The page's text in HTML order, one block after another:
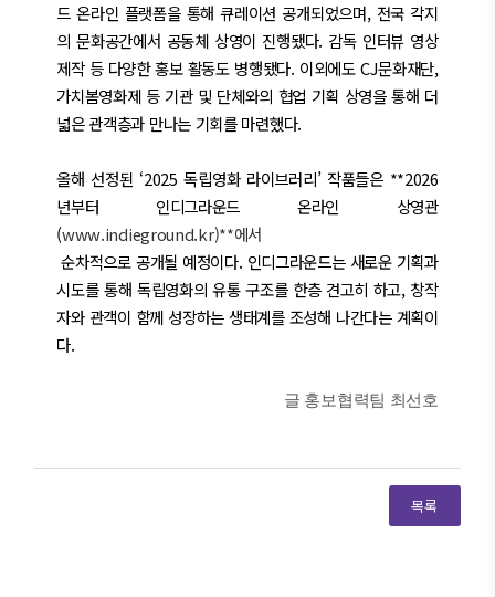
드 온라인 플랫폼을 통해 큐레이션 공개되었으며, 전국 각지
의 문화공간에서 공동체 상영이 진행됐다. 감독 인터뷰 영상
제작 등 다양한 홍보 활동도 병행됐다. 이외에도 CJ문화재단,
가치봄영화제 등 기관 및 단체와의 협업 기획 상영을 통해 더
넓은 관객층과 만나는 기회를 마련했다.
올해 선정된 ‘2025 독립영화 라이브러리’ 작품들은 **2026
년부터 인디그라운드 온라인 상영관
(www.indieground.kr)**에서
순차적으로 공개될 예정이다. 인디그라운드는 새로운 기획과
시도를 통해 독립영화의 유통 구조를 한층 견고히 하고, 창작
자와 관객이 함께 성장하는 생태계를 조성해 나간다는 계획이
다.
글 홍보협력팀 최선호